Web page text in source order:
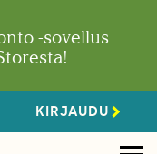
-sovellus
KIRJAUDU